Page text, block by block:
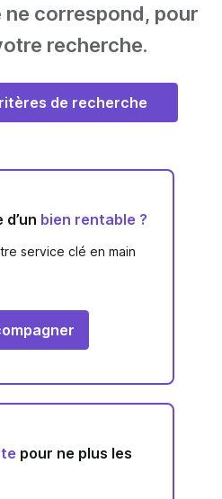
ne correspond, pour
recherche.
de recherche
bien rentable ?
service clé en main
pour ne plus les